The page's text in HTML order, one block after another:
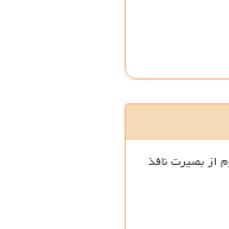
از بصیرت نافذ